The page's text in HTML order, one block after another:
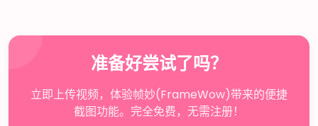
准备好尝试了吗？
立即上传视频，体验帧妙(FrameWow)带来的便捷
截图功能。完全免费，无需注册！